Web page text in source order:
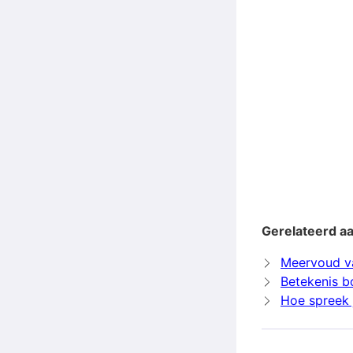
Gerelateerd
Meervoud
Betekenis
Hoe